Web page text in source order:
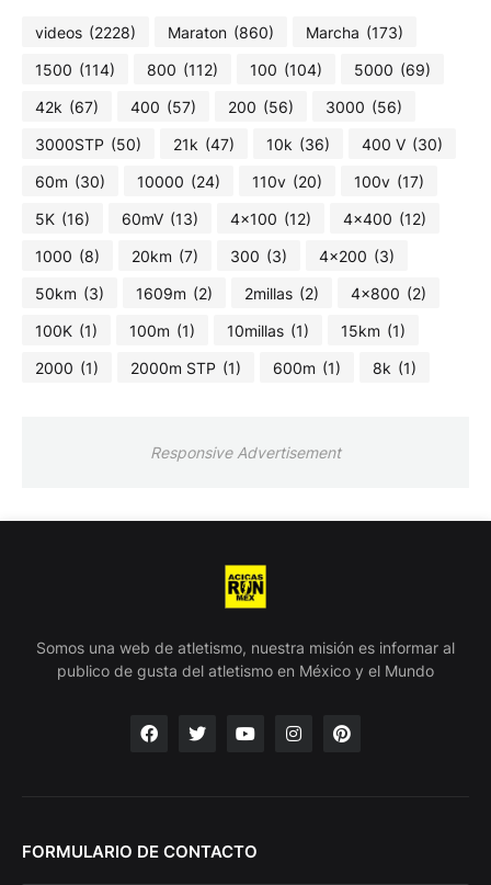
videos (2228) Maraton (860) Marcha (173)
1500 (114) 800 (112) 100 (104) 5000 (69)
42k (67) 400 (57) 200 (56) 3000 (56)
3000STP (50) 21k (47) 10k (36) 400 V (30)
60m (30) 10000 (24) 110v (20) 100v (17)
5K (16) 60mV (13) 4x100 (12) 4x400 (12)
1000 (8) 20km (7) 300 (3) 4x200 (3)
50km (3) 1609m (2) 2millas (2) 4x800 (2)
100K (1) 100m (1) 10millas (1) 15km (1)
2000 (1) 2000m STP (1) 600m (1) 8k (1)
Responsive Advertisement
Somos una web de atletismo, nuestra misión es informar al
publico de gusta del atletismo en México y el Mundo
FORMULARIO DE CONTACTO